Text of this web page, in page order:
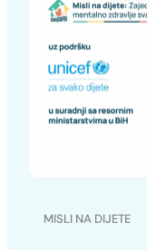
MISLI NA DIJETE